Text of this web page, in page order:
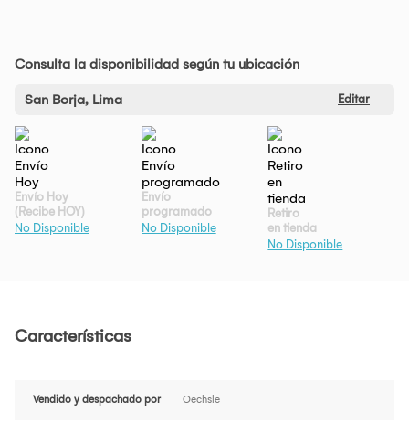
Consulta la disponibilidad según tu ubicación
San Borja, Lima Editar
Envío Hoy
(Recibe HOY)
No Disponible
Envío
programado
No Disponible
Retiro
en tienda
No Disponible
Características
Vendido y despachado por Oechsle